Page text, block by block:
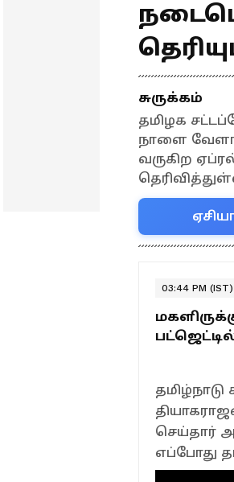
சுருக்கம்
தமிழக
நாளை
வருகிற
03:44 PM
செய்தார்
எப்போது